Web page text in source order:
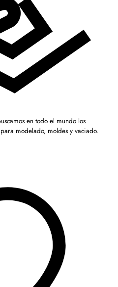
en todo el mundo los
modelado, moldes y vaciado.